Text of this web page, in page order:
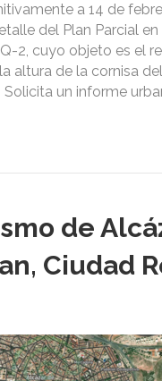
a 14 de
del Plan Parcial
2, cuyo objeto es el
altura de la cornisa
Solicita un informe
de
Ciudad